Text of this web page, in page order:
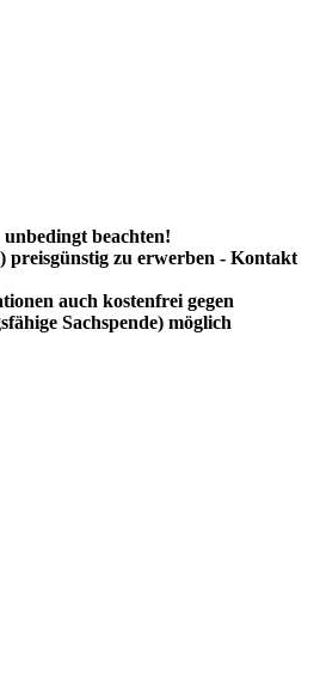
beachten!
preisgünstig zu erwerben - Kontakt
auch kostenfrei gegen
Sachspende) möglich